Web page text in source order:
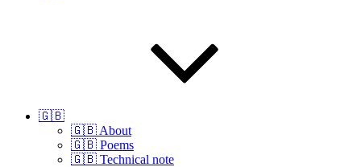
🇬🇧
🇬🇧 About
🇬🇧 Poems
🇬🇧 Technical note